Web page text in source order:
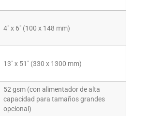
4" x 6" (100 x 148 mm)
13" x 51" (330 x 1300 mm)
52 gsm (con alimentador de alta
capacidad para tamaños grandes
opcional)